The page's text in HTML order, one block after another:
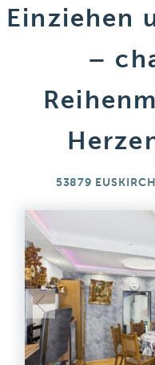
Einziehen
–
53879